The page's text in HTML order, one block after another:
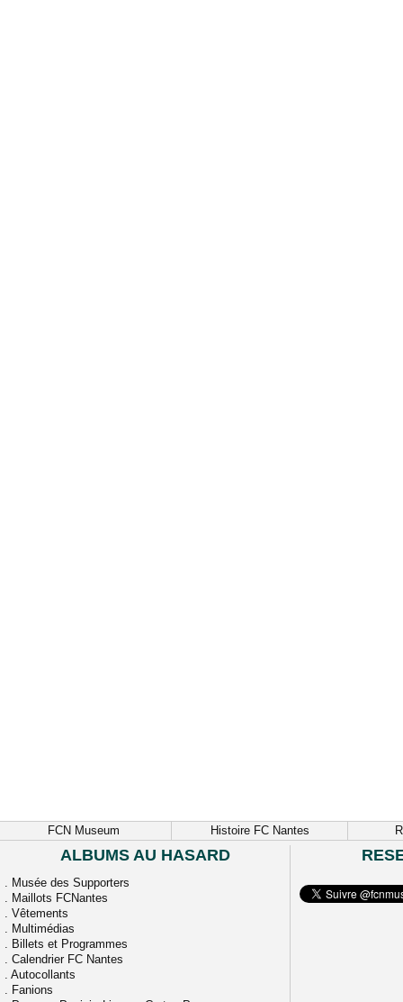
FCN Museum Histoire FC Nantes
ALBUMS AU HASARD
. Musée des Supporters
. Maillots FCNantes
. Vêtements
. Multimédias
. Billets et Programmes
. Calendrier FC Nantes
. Autocollants
. Fanions